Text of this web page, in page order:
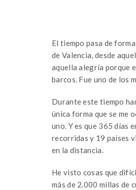
El tiempo pasa de
de Valencia, desde
aquella alegría porque
barcos. Fue uno de los
Durante este tiempo
única forma que se me
uno. Y es que 365 días
recorridas y 19 países
en la distancia.
He visto cosas que
más de 2.000 millas de